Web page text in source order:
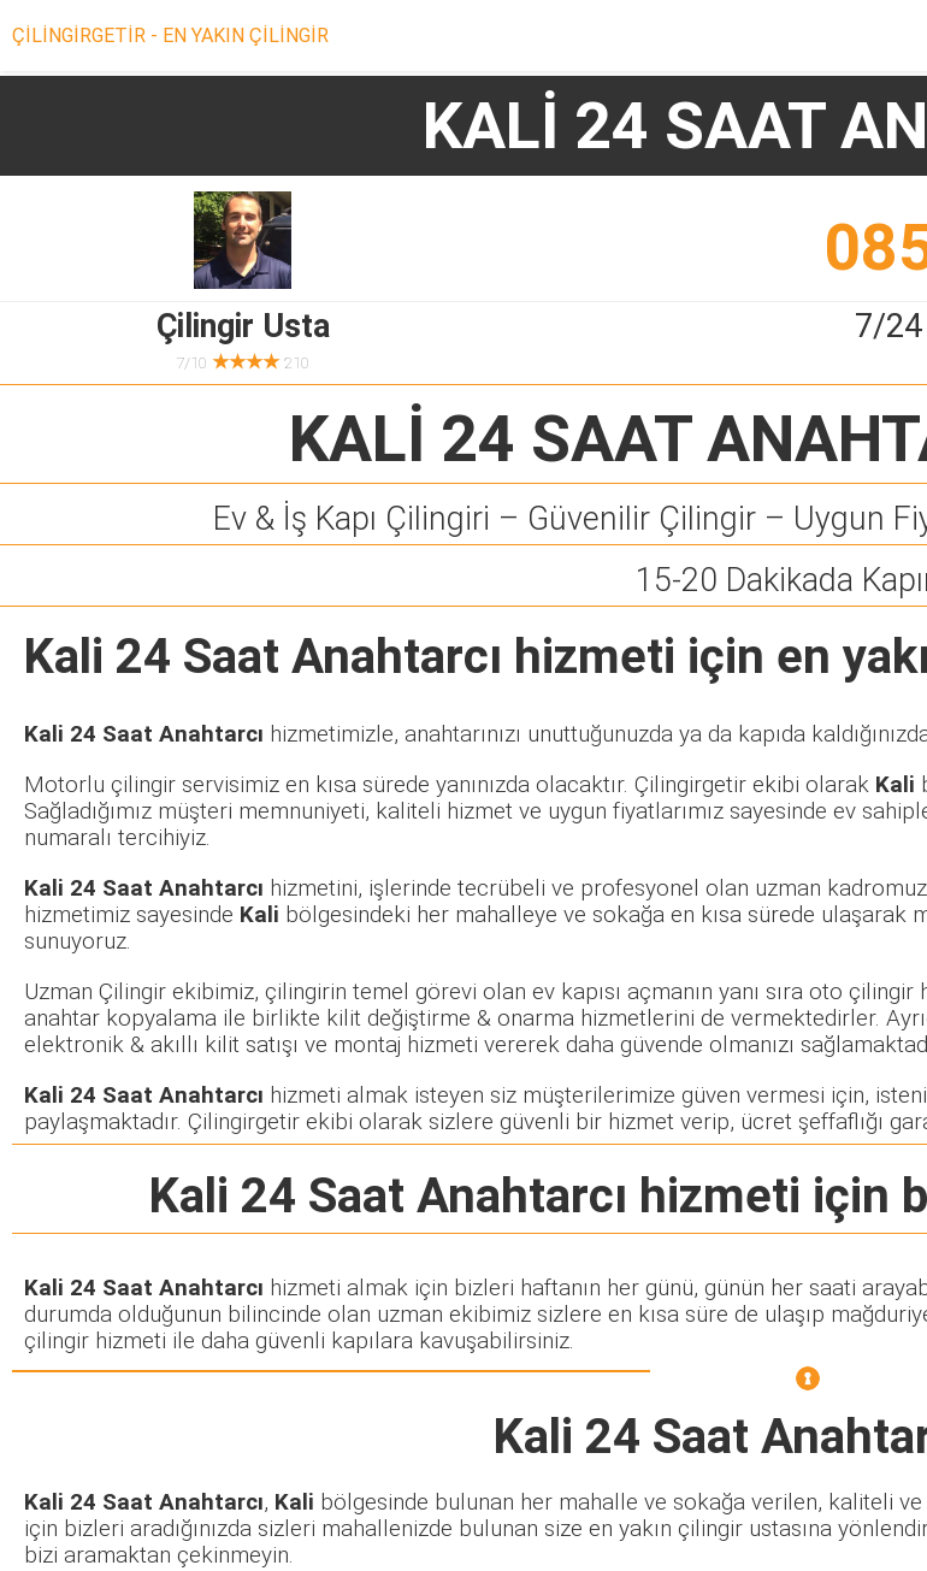
ÇİLİNGİRGETİR - EN YAKIN ÇİLİNGİR
KALİ 24 SAAT
Çilingir Usta
7/10 ★★★★210
7/24
KALİ 24 SAAT
Ev & İş Kapı Çilingiri – Güvenilir Çilingir – Uygun
15-20 Dakikada
Kali 24 Saat Anahtarcı hizmeti için en
Kali 24 Saat Anahtarcı hizmetimizle, anahtarınızı unuttuğunuzda ya da kapıda
Motorlu çilingir servisimiz en kısa sürede yanınızda olacaktır. Çilingirgetir ekibi olarak Kali
Sağladığımız müşteri memnuniyeti, kaliteli hizmet ve uygun fiyatlarımız sayesinde ev
numaralı tercihiyiz.
Kali 24 Saat Anahtarcı hizmetini, işlerinde tecrübeli ve profesyonel olan uzman
hizmetimiz sayesinde Kali bölgesindeki her mahalleye ve sokağa en kısa sürede
sunuyoruz.
Uzman Çilingir ekibimiz, çilingirin temel görevi olan ev kapısı açmanın yanı sıra oto
anahtar kopyalama ile birlikte kilit değiştirme & onarma hizmetlerini de vermektedirler.
elektronik & akıllı kilit satışı ve montaj hizmeti vererek daha güvende olmanızı
Kali 24 Saat Anahtarcı hizmeti almak isteyen siz müşterilerimize güven vermesi için,
paylaşmaktadır. Çilingirgetir ekibi olarak sizlere güvenli bir hizmet verip, ücret şeffaflığı
Kali 24 Saat Anahtarcı hizmeti için
Kali 24 Saat Anahtarcı hizmeti almak için bizleri haftanın her günü, günün her saati
durumda olduğunun bilincinde olan uzman ekibimiz sizlere en kısa süre de ulaşıp
çilingir hizmeti ile daha güvenli kapılara kavuşabilirsiniz.
Kali 24 Saat
Kali 24 Saat Anahtarcı, Kali bölgesinde bulunan her mahalle ve sokağa verilen, kaliteli
için bizleri aradığınızda sizleri mahallenizde bulunan size en yakın çilingir ustasına
bizi aramaktan çekinmeyin.